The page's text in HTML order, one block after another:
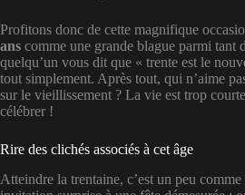
Profitons donc de cette magnifique
ans comme une grande blague parmi tant
quelqu’un vous dit que « trente est le
tout simplement. Après tout, qui n’aime
sur le vieillissement ? La vie est trop
célébrer !
Rire des clichés associés à cet âge
Atteindre la trentaine, c’est un peu